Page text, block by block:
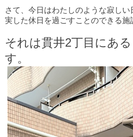
さて、今日はわたしのような寂し
実した休日を過ごすことのできる施
それは貫井2丁目にあ
す。